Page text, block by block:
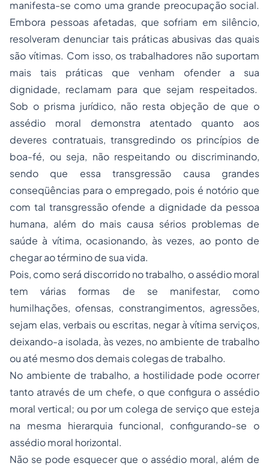
manifesta-se como uma grande preocupação social.
Embora pessoas afetadas, que sofriam em silêncio,
resolveram denunciar tais práticas abusivas das quais
são vítimas. Com isso, os trabalhadores não suportam
mais tais práticas que venham ofender a sua
dignidade, reclamam para que sejam respeitados.
Sob o prisma jurídico, não resta objeção de que o
assédio moral demonstra atentado quanto aos
deveres contratuais, transgredindo os princípios de
boa-fé, ou seja, não respeitando ou discriminando,
sendo que essa transgressão causa grandes
conseqüências para o empregado, pois é notório que
com tal transgressão ofende a dignidade da pessoa
humana, além do mais causa sérios problemas de
saúde à vítima, ocasionando, às vezes, ao ponto de
chegar ao término de sua vida.
Pois, como será discorrido no trabalho, o assédio moral
tem várias formas de se manifestar, como
humilhações, ofensas, constrangimentos, agressões,
sejam elas, verbais ou escritas, negar à vítima serviços,
deixando-a isolada, às vezes, no ambiente de trabalho
ou até mesmo dos demais colegas de trabalho.
No ambiente de trabalho, a hostilidade pode ocorrer
tanto através de um chefe, o que configura o assédio
moral vertical; ou por um colega de serviço que esteja
na mesma hierarquia funcional, configurando-se o
assédio moral horizontal.
Não se pode esquecer que o assédio moral, além de